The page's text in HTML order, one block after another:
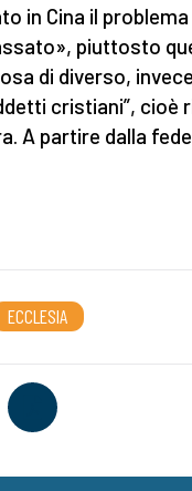
in Cina il
piuttosto
di diverso,
cristiani”,
A partire dalla
ECCLESIA